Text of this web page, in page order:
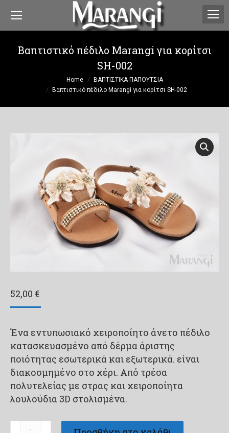
Βαπτιστικό πέδιλο Marangi για κορίτσι
SH-002
Home
ΒΑΠΤΙΣΤΙΚΑ ΠΑΠΟΥΤΣΙΑ
Βαπτιστικό πέδιλο Marangi για κορίτσι SH-002
52,00 €
Ένα εντυπωσιακό χειροποίητο άνετο πέδιλο
κατασκευασμένο από δέρμα άριστης
ποιότητας εσωτερικά και εξωτερικά. είναι
διακοσμημένο στο χέρι. Από τρέσα
πολυτελείας με στρας και χειροποίητα
λουλούδια 3D στολισμένα.